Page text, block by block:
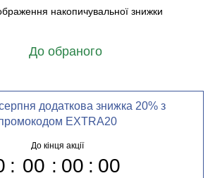
накопичувальної знижки
До обраного
додаткова знижка 20% з
EXTRA20
До кінця акції
00 00 00